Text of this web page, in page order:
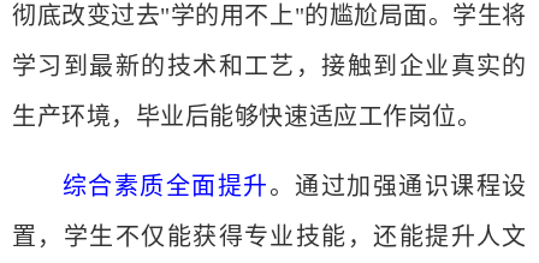
彻底改变过去"学的用不上"的尴尬局面。学生将
学习到最新的技术和工艺，接触到企业真实的
生产环境，毕业后能够快速适应工作岗位。
综合素质全面提升。通过加强通识课程设
置，学生不仅能获得专业技能，还能提升人文